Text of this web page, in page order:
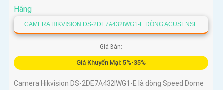
CAMERA HIKVISION DS-2DE7A432IWG1-E DÒNG ACUSENSE
Giá Bán:
Giá Khuyến Mại: 5%-35%
Camera Hikvision DS-2DE7A432IWG1-E là dòng Speed Dome